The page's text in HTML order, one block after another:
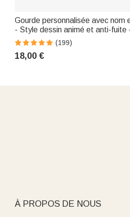
Gourde personnalisée avec nom
- Style dessin animé et anti-fuite
de rentrée scolaire pour enfants
(199)
18,00 €
À PROPOS DE NOUS